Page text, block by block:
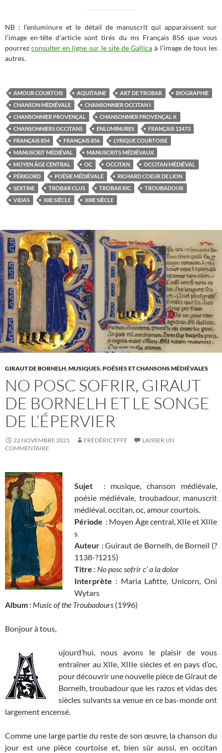
NB : l’enluminure et le détail de manuscrit qui apparaissent sur
l’image en-tête d’article sont tirés du ms Français 856 que vous
pourrezconsulter en ligne sur le site de Gallica à l’image de tous les
autres.
AMOUR COURTOIS AQUITAINE ART DE TROBAR
BIOGRAPHIE
CHANSON MÉDIÉVALE
CHANSONNIER OCCITAN I
CHANSONNIER PROVENÇAL
CHANSONNIER PROVENÇAL K
CHANSONNIERS OCCITANS
ENLUMINURES
FRANÇAIS 12473
FRANÇAIS 854
FRANÇAIS 856
LYRIQUE COURTOISE
MANUSCRIT MÉDIÉVAL
MANUSCRITS MÉDIÉVAUX
MOYEN ÂGE CENTRAL
OC OCCITAN
OCCITAN MÉDIÉVAL
PÉRIGORD
POÉSIE MÉDIÉVALE
RICHARD COEUR DE LION
SEXTINE
TROBAR CLUS TROBAR RIC
TROUBADOUR
VIDAS
XIIE SIÈCLE XIIIE SIÈCLE
GIRAUT DE BORNELH,MUSIQUES, POÉSIES ET CHANSONS MÉDIÉVALES
NO POSC SOFRIR, GIRAUT
DE BORNELH ET LE SONGE
DE L’ÉPERVIER
22 NOVEMBRE 2021 FRÉDÉRIC EFFE
LAISSER UN
COMMENTAIRE
Sujet
: musique, chanson médiévale,
poésie médiévale, troubadour, manuscrit
médiéval, occitan, oc, amour courtois.
Période : Moyen Âge central, XIIe et XIIIe
s
Auteur : Guiraut de Bornelh, de Borneil (?
1138-?1215)
Titre : No posc sofrir c’ a la dolor
Interprète : Maria Lafitte, Unicorn, Oni
Wytars
Album : Music of the Troubadours (1996)
Bonjour à tous,
ujourd’hui, nous avons le plaisir de vous
entraîner au XIIe, XIIIe siècles et en pays d’oc,
pour découvrir une nouvelle pièce de Giraut de
Bornelh, troubadour que les razos et vidas des
siècles suivants sa venue en ce bas-monde ont
largement encensé.
Comme une large partie du reste de son œuvre, la chanson du
jour est une pièce courtoise et, bien sûr aussi, en occitan